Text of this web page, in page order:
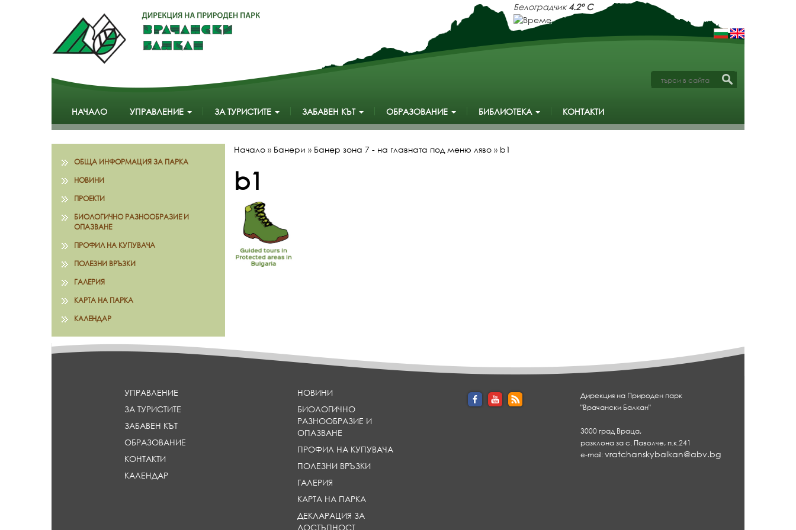
Белоградчик4.2° C
НАЧАЛО УПРАВЛЕНИЕ ЗА ТУРИСТИТЕ ЗАБАВЕН КЪТ ОБРАЗОВАНИЕ БИБЛИОТЕКА КОНТАКТИ
ОБЩА ИНФОРМАЦИЯ ЗА ПАРКА
НОВИНИ
ПРОЕКТИ
БИОЛОГИЧНО РАЗНООБРАЗИЕ И
ОПАЗВАНЕ
ПРОФИЛ НА КУПУВАЧА
ПОЛЕЗНИ ВРЪЗКИ
ГАЛЕРИЯ
КАРТА НА ПАРКА
КАЛЕНДАР
Начало» Банери » Банер зона 7 - на главната под меню ляво» b1
b1
УПРАВЛЕНИЕ
ЗА ТУРИСТИТЕ
ЗАБАВЕН КЪТ
ОБРАЗОВАНИЕ
КОНТАКТИ
КАЛЕНДАР
НОВИНИ
БИОЛОГИЧНО
РАЗНООБРАЗИЕ И
ОПАЗВАНЕ
ПРОФИЛ НА КУПУВАЧА
ПОЛЕЗНИ ВРЪЗКИ
ГАЛЕРИЯ
КАРТА НА ПАРКА
ДЕКЛАРАЦИЯ ЗА
ДОСТЪПНОСТ
Дирекция на Природен парк
"Врачански Балкан"
3000 град Враца,
разклона за с. Паволче, п.к.241
e-mail:vratchanskybalkan@abv.bg